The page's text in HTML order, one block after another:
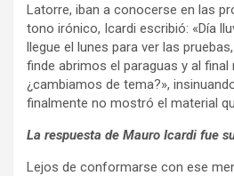
Latorre, iban a conocerse en las
tono irónico, Icardi escribió: «Día
llegue el lunes para ver las
finde abrimos el paraguas y al final
¿cambiamos de tema?»,
finalmente no mostró el material
La respuesta de Mauro Icardi fue
Lejos de conformarse con ese